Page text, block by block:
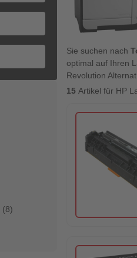
(8)
Sie suchen nach
optimal auf Ihren
Revolution
15 Artikel für HP